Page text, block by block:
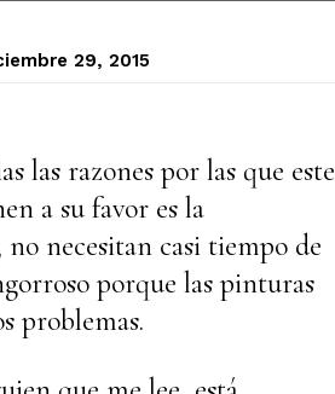
29, 2015
las razones por las que este
a su favor es la
necesitan casi tiempo de
porque las pinturas
problemas.